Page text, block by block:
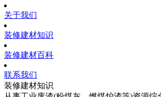
关于我们
装修建材知识
装修建材百科
联系我们
装修建材知识